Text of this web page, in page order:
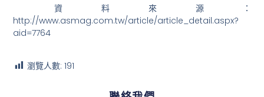
資料來源：
http://www.asmag.com.tw/article/article_detail.aspx?
aid=7764
瀏覽人數: 191